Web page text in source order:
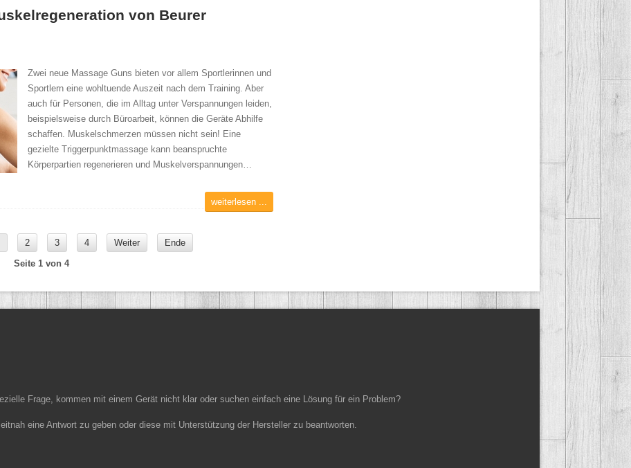
von Beurer
Zwei neue Massage Guns bieten vor allem Sportlerinnen und
Sportlern eine wohltuende Auszeit nach dem Training. Aber
auch für Personen, die im Alltag unter Verspannungen leiden,
beispielsweise durch Büroarbeit, können die Geräte Abhilfe
schaffen. Muskelschmerzen müssen nicht sein! Eine
gezielte Triggerpunktmassage kann beanspruchte
Körperpartien regenerieren und Muskelverspannungen…
weiterlesen ...
2 3 4 Weiter
Ende
Seite 1 von 4
Frage, kommen mit einem Gerät nicht klar oder suchen einfach eine Lösung für ein Problem?
eine Antwort zu geben oder diese mit Unterstützung der Hersteller zu beantworten.